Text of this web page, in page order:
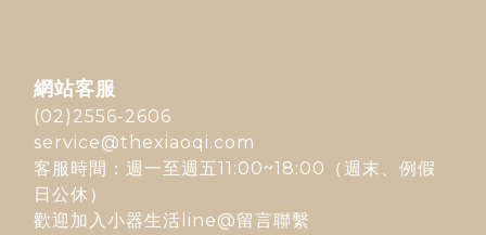
網站客服
(02)2556-2606
service@thexiaoqi.com
客服時間：週一至週五11:00~18:00（週末、例假
日公休）
歡迎加入 小器生活line@留言聯繫